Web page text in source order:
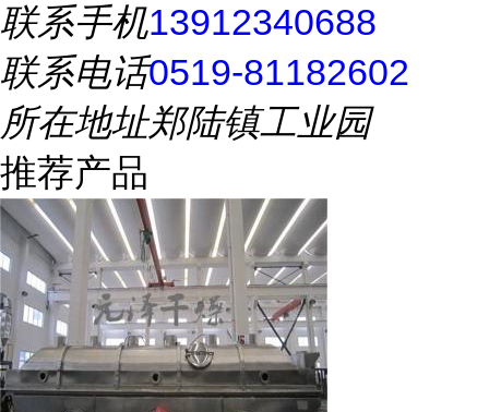
联系手机13912340688
联系电话0519-81182602
所在地址郑陆镇工业园
推荐产品